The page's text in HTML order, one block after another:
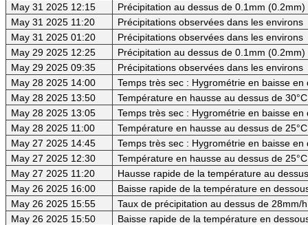
May 31 2025 12:15
Précipitation au dessus de 0.1mm
May 31 2025 11:20
Précipitations observées dans les environs
May 31 2025 01:20
Précipitations observées dans les environs
May 29 2025 12:25
Précipitation au dessus de 0.1mm
May 29 2025 09:35
Précipitations observées dans les environs
May 28 2025 14:00
Temps très sec : Hygrométrie en baisse
May 28 2025 13:50
Température en hausse au dessus de
May 28 2025 13:05
Temps très sec : Hygrométrie en baisse
May 28 2025 11:00
Température en hausse au dessus de
May 27 2025 14:45
Temps très sec : Hygrométrie en baisse
May 27 2025 12:30
Température en hausse au dessus de
May 27 2025 11:20
Hausse rapide de la température au
May 26 2025 16:00
Baisse rapide de la température en
May 26 2025 15:55
Taux de précipitation au dessus de 28mm/
May 26 2025 15:50
Baisse rapide de la température en